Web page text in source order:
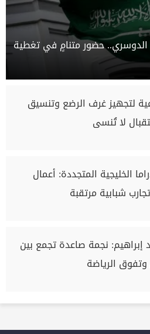
الدوسري.. حضور متنامٍ في تغطية
لتجهيز غرف الرضع وتنسيق
لا تُنسى
الخليجية المتجددة: أعمال
شبابية مرتقبة
إبراهيم: نجمة صاعدة تجمع بين
الرياضة